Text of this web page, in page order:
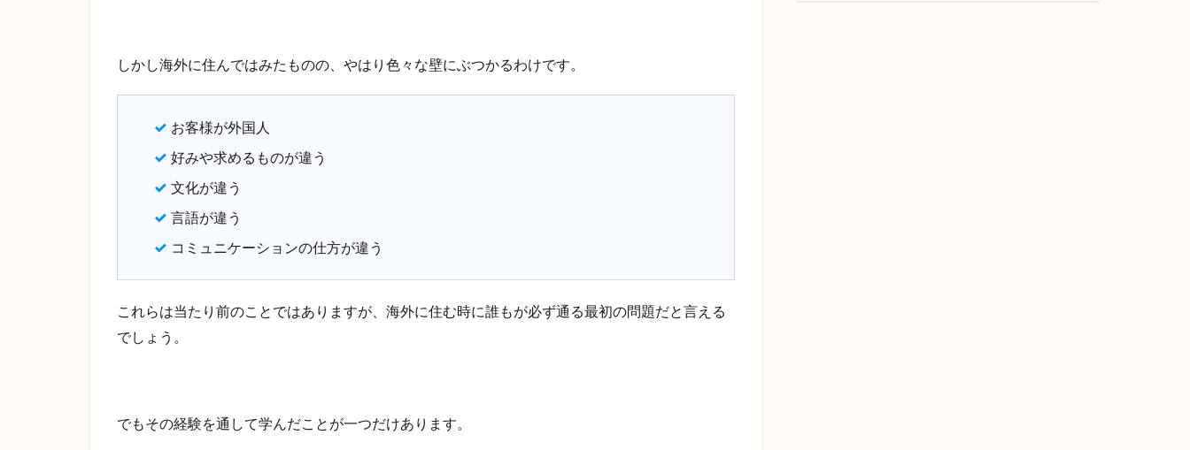
しかし海外に住んではみたものの、やはり色々な壁にぶつかるわけです。
お客様が外国人
好みや求めるものが違う
文化が違う
言語が違う
コミュニケーションの仕方が違う
これらは当たり前のことではありますが、海外に住む時に誰もが必ず通る最初の問題だと言える
でしょう。
でもその経験を通して学んだことが一つだけあります。